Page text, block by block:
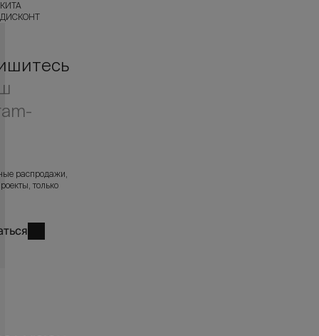
КИТА
ДИСКОНТ
распродажи,
только